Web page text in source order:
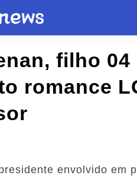
filho
romance
envolvido em